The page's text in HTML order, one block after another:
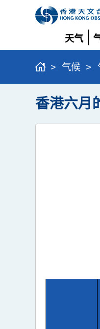
天气
展
开
> 气候 >
香港六月